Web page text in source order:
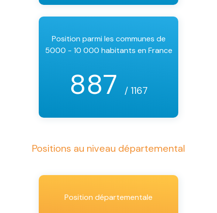
Position parmi les communes de
5000 - 10 000 habitants en France
887 / 1167
Positions au niveau départemental
Position départementale